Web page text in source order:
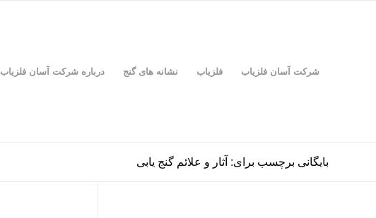
شرکت آسان فلزیاب فلزیاب نشانه های گنج درباره شرکت آسان فلزیاب
بایگانی برچسب برای: آثار و علائم گنج یابی